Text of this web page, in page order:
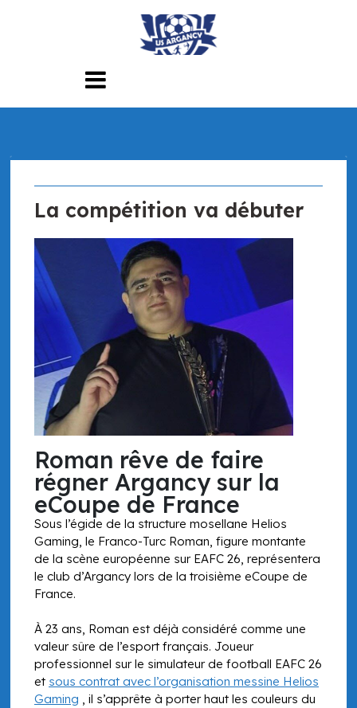
La compétition va débuter
Roman rêve de faire
régner Argancy sur la
eCoupe de France
Sous l’égide de la structure mosellane Helios
Gaming, le Franco-Turc Roman, figure montante
de la scène européenne sur EAFC 26, représentera
le club d’Argancy lors de la troisième eCoupe de
France.
À 23 ans, Roman est déjà considéré comme une
valeur sûre de l’esport français. Joueur
professionnel sur le simulateur de football EAFC 26
et sous contrat avec l’organisation messine Helios
Gaming , il s’apprête à porter haut les couleurs du